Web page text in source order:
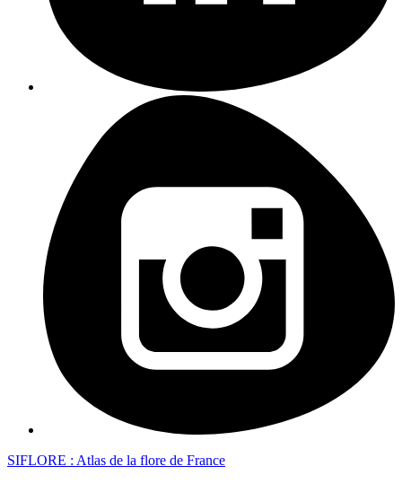
SIFLORE : Atlas de la flore de France